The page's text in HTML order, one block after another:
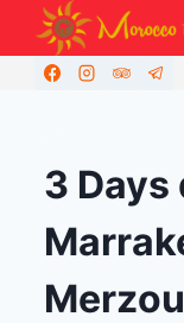
contenu
3 Days